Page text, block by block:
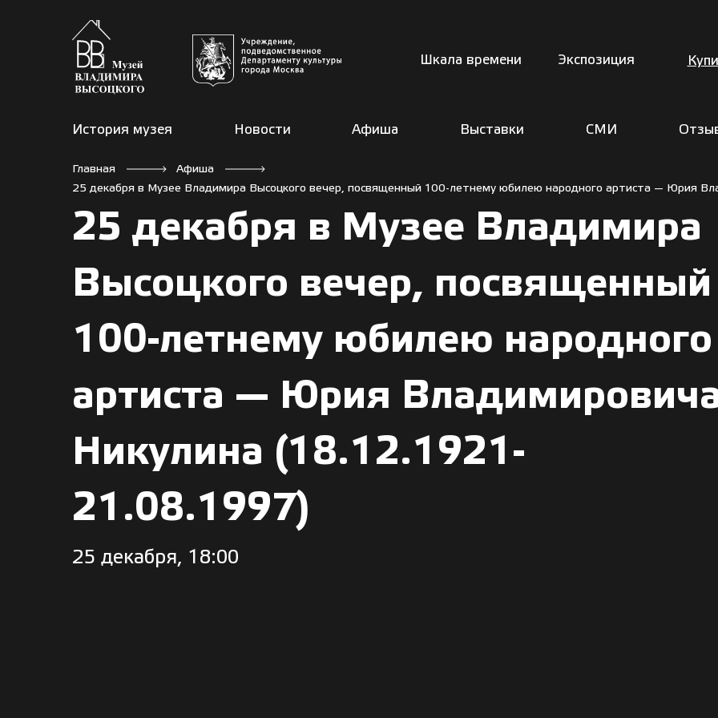
Шкала времени Экспозиция
История музея Новости Афиша Выставки СМИ
Главная
Афиша
25 декабря в Музее Владимира Высоцкого вечер, посвященный 100-летнему юбилею народного артиста — Юрия
25 декабря в Музее Владимира
Высоцкого вечер, посвященный
100-летнему юбилею народного
артиста — Юрия
Никулина (18.12.1921-
21.08.1997)
25 декабря, 18:00